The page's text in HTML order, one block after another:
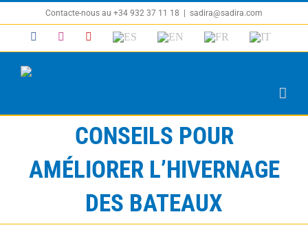
au
contenu
Contacte-nous au +34 932 37 11 18 sadira@sadira.com
FacebookInstagramYouTube
ES EN FR IT
CONSEILS POUR
AMÉLIORER L’HIVERNAGE
DES BATEAUX